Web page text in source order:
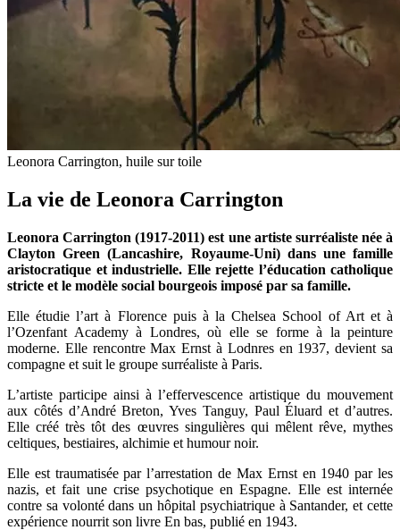
Leonora Carrington, huile sur toile
La vie de Leonora Carrington
Leonora Carrington (1917-2011) est une artiste surréaliste née à
Clayton Green (Lancashire, Royaume-Uni) dans une famille
aristocratique et industrielle. Elle rejette l’éducation catholique
stricte et le modèle social bourgeois imposé par sa famille.
Elle étudie l’art à Florence puis à la Chelsea School of Art et à
l’Ozenfant Academy à Londres, où elle se forme à la peinture
moderne. Elle rencontre Max Ernst à Lodnres en 1937, devient sa
compagne et suit le groupe surréaliste à Paris.
L’artiste participe ainsi à l’effervescence artistique du mouvement
aux côtés d’André Breton, Yves Tanguy, Paul Éluard et d’autres.
Elle créé très tôt des œuvres singulières qui mêlent rêve, mythes
celtiques, bestiaires, alchimie et humour noir.
Elle est traumatisée par l’arrestation de Max Ernst en 1940 par les
nazis, et fait une crise psychotique en Espagne. Elle est internée
contre sa volonté dans un hôpital psychiatrique à Santander, et cette
expérience nourrit son livre En bas, publié en 1943.